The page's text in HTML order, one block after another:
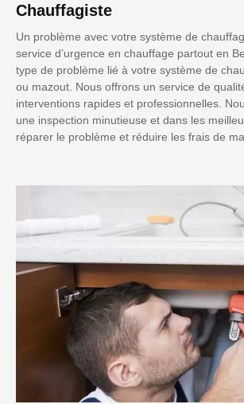
Chauffagiste
Un problème avec votre système de
service d’urgence en chauffage partout en
type de problème lié à votre système de
ou mazout. Nous offrons un service de
interventions rapides et professionnelles.
une inspection minutieuse et dans les
réparer le problème et réduire les frais de